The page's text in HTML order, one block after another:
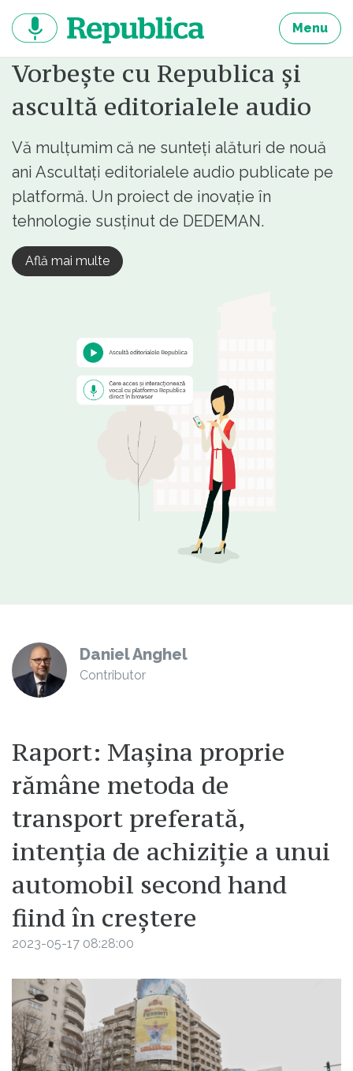
continut
Menu
Vorbește cu Republica și
ascultă editorialele audio
Vă mulțumim că ne sunteți alături de nouă
ani Ascultați editorialele audio publicate pe
platformă. Un proiect de inovație în
tehnologie susținut de DEDEMAN.
Află mai multe
Daniel Anghel
Contributor
Raport: Mașina proprie
rămâne metoda de
transport preferată,
intenția de achiziție a unui
automobil second hand
fiind în creștere
2023-05-17 08:28:00